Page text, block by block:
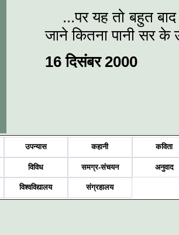
...पर यह तो बहुत
जाने कितना पानी सर
16 दिसंबर 2000
उपन्यास कहानी कविता
विविध समग्र-संचयन अनुवाद
विश्वविद्यालय संग्रहालय